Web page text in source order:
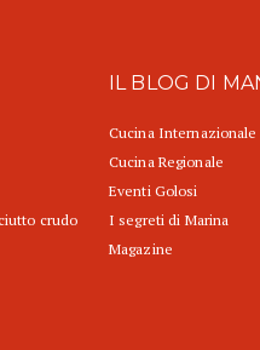
crudo
IL BLOG DI
Cucina Internazionale
Cucina Regionale
Eventi Golosi
I segreti di Marina
Magazine